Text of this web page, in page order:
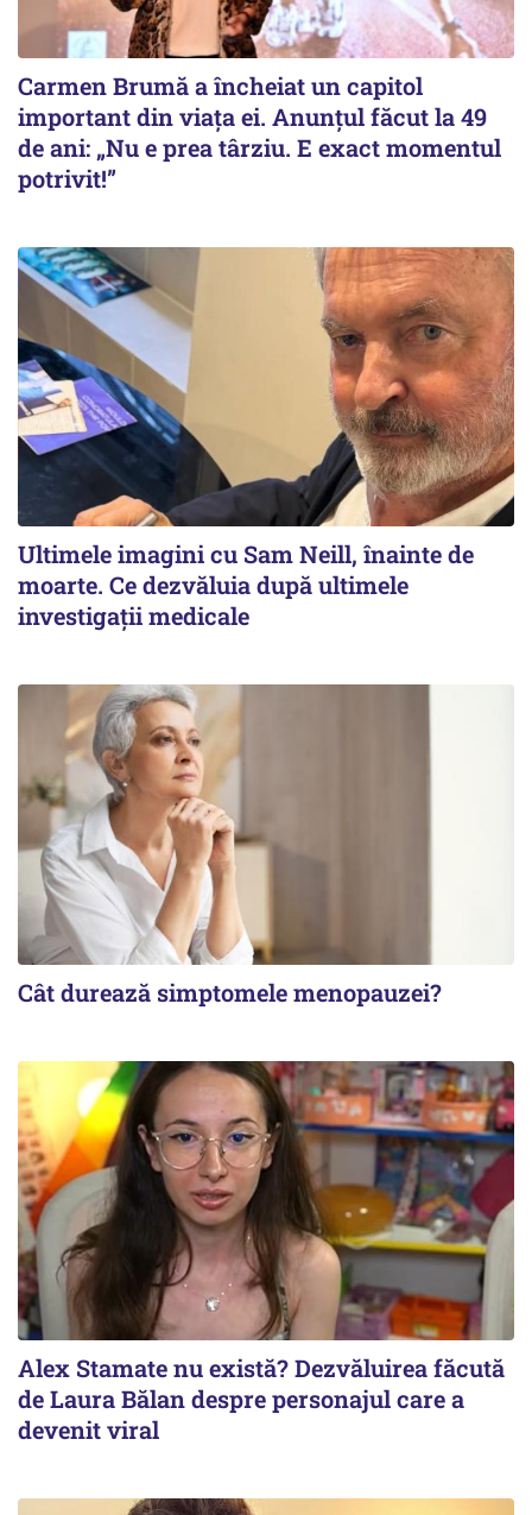
Carmen Brumă a încheiat un capitol
important din viața ei. Anunțul făcut la 49
de ani: „Nu e prea târziu. E exact momentul
potrivit!”
Ultimele imagini cu Sam Neill, înainte de
moarte. Ce dezvăluia după ultimele
investigații medicale
Cât durează simptomele menopauzei?
Alex Stamate nu există? Dezvăluirea făcută
de Laura Bălan despre personajul care a
devenit viral